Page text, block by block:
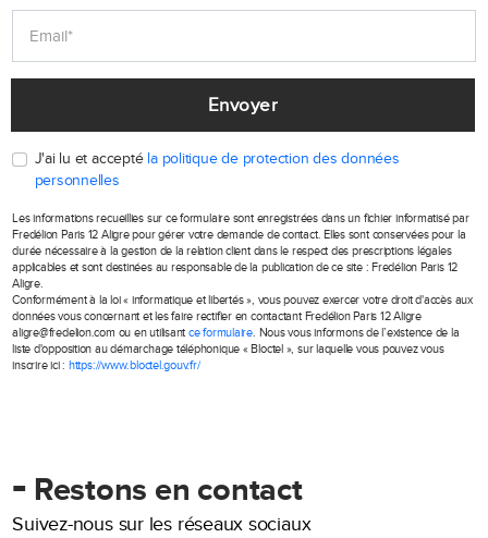
Envoyer
J'ai lu et accepté la politique de protection des données
personnelles
Les informations recueillies sur ce formulaire sont enregistrées dans un fichier informatisé par
Fredélion Paris 12 Aligre pour gérer votre demande de contact. Elles sont conservées pour la
durée nécessaire à la gestion de la relation client dans le respect des prescriptions légales
applicables et sont destinées au responsable de la publication de ce site : Fredélion Paris 12
Aligre.
Conformément à la loi « informatique et libertés », vous pouvez exercer votre droit d'accès aux
données vous concernant et les faire rectifier en contactant Fredélion Paris 12 Aligre
aligre@fredelion.com ou en utilisant ce formulaire. Nous vous informons de l’existence de la
liste d'opposition au démarchage téléphonique « Bloctel », sur laquelle vous pouvez vous
inscrire ici : https://www.bloctel.gouv.fr/
- Restons en contact
Suivez-nous sur les réseaux sociaux